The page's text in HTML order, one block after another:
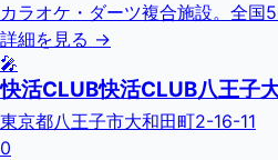
カラオケ・ダーツ複合施設。全国
詳細を見る →
🎤
快活CLUB快活CLUB八王子
東京都八王子市大和田町2-16-11
0